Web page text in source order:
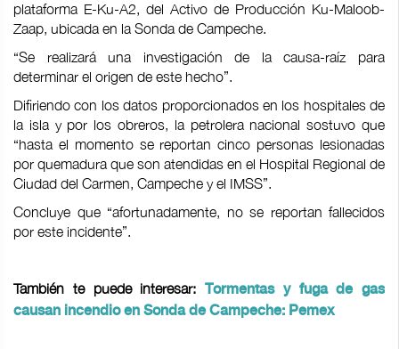
plataforma E-Ku-A2, del Activo de Producción Ku-Maloob-
Zaap, ubicada en la Sonda de Campeche.
“Se realizará una investigación de la causa-raíz para
determinar el origen de este hecho”.
Difiriendo con los datos proporcionados en los hospitales de
la isla y por los obreros, la petrolera nacional sostuvo que
“hasta el momento se reportan cinco personas lesionadas
por quemadura que son atendidas en el Hospital Regional de
Ciudad del Carmen, Campeche y el IMSS”.
Concluye que “afortunadamente, no se reportan fallecidos
por este incidente”.
También te puede interesar: Tormentas y fuga de gas
causan incendio en Sonda de Campeche: Pemex